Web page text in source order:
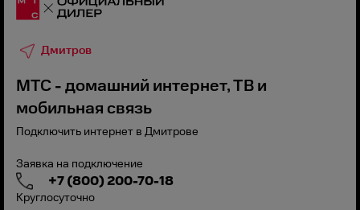
Дмитров
МТС - домашний интернет, ТВ и
мобильная связь
Подключить интернет в Дмитрове
Заявка на подключение
+7 (800) 200-70-18
Круглосуточно